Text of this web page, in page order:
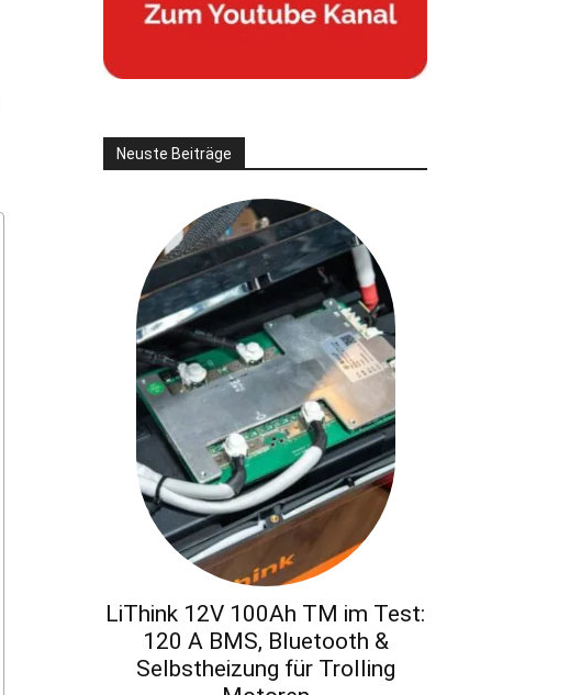
Neuste Beiträge
LiThink 12V 100Ah TM im Test:
120 A BMS, Bluetooth &
Selbstheizung für Trolling